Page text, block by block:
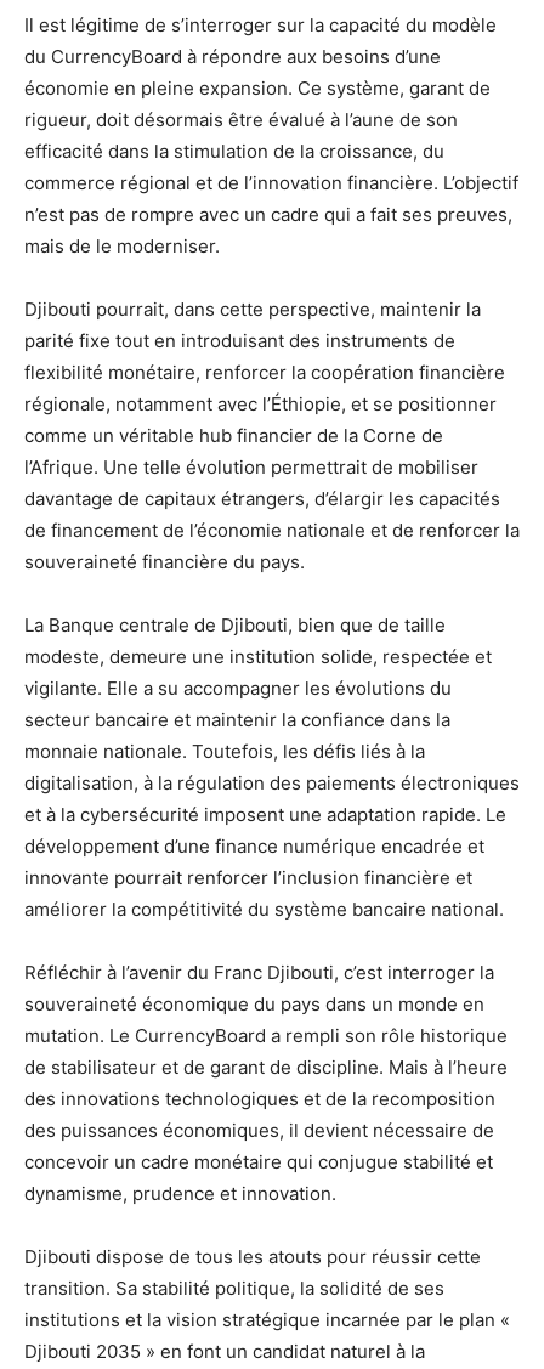
Il est légitime de s’interroger sur la capacité du modèle
du CurrencyBoard à répondre aux besoins d’une
économie en pleine expansion. Ce système, garant de
rigueur, doit désormais être évalué à l’aune de son
efficacité dans la stimulation de la croissance, du
commerce régional et de l’innovation financière. L’objectif
n’est pas de rompre avec un cadre qui a fait ses preuves,
mais de le moderniser.
Djibouti pourrait, dans cette perspective, maintenir la
parité fixe tout en introduisant des instruments de
flexibilité monétaire, renforcer la coopération financière
régionale, notamment avec l’Éthiopie, et se positionner
comme un véritable hub financier de la Corne de
l’Afrique. Une telle évolution permettrait de mobiliser
davantage de capitaux étrangers, d’élargir les capacités
de financement de l’économie nationale et de renforcer la
souveraineté financière du pays.
La Banque centrale de Djibouti, bien que de taille
modeste, demeure une institution solide, respectée et
vigilante. Elle a su accompagner les évolutions du
secteur bancaire et maintenir la confiance dans la
monnaie nationale. Toutefois, les défis liés à la
digitalisation, à la régulation des paiements électroniques
et à la cybersécurité imposent une adaptation rapide. Le
développement d’une finance numérique encadrée et
innovante pourrait renforcer l’inclusion financière et
améliorer la compétitivité du système bancaire national.
Réfléchir à l’avenir du Franc Djibouti, c’est interroger la
souveraineté économique du pays dans un monde en
mutation. Le CurrencyBoard a rempli son rôle historique
de stabilisateur et de garant de discipline. Mais à l’heure
des innovations technologiques et de la recomposition
des puissances économiques, il devient nécessaire de
concevoir un cadre monétaire qui conjugue stabilité et
dynamisme, prudence et innovation.
Djibouti dispose de tous les atouts pour réussir cette
transition. Sa stabilité politique, la solidité de ses
institutions et la vision stratégique incarnée par le plan «
Djibouti 2035 » en font un candidat naturel à la